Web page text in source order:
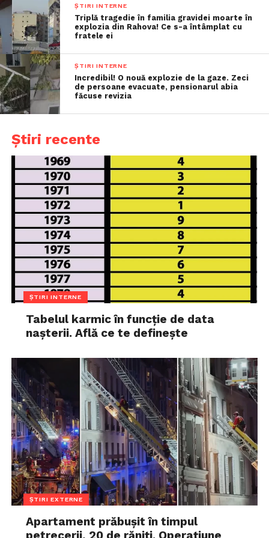
ȘTIRI INTERNE
Triplă tragedie în familia gravidei moarte în
explozia din Rahova! Ce s-a întâmplat cu
fratele ei
ȘTIRI INTERNE
Incredibil! O nouă explozie de la gaze. Zeci
de persoane evacuate, pensionarul abia
făcuse revizia
Știri recente
ȘTIRI INTERNE
Tabelul karmic în funcție de data
nașterii. Află ce te definește
ȘTIRI EXTERNE
Apartament prăbușit în timpul